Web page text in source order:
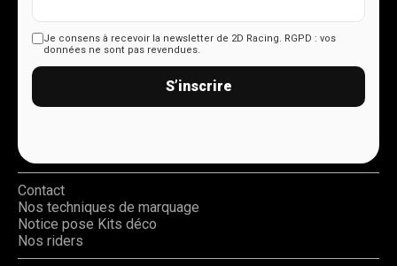
Je consens à recevoir la newsletter de 2D Racing. RGPD : vos
données ne sont pas revendues.
S’inscrire
Contact
Nos techniques de marquage
Notice pose Kits déco
Nos riders